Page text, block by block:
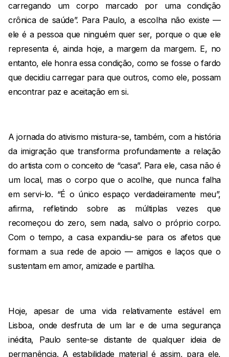
carregando um corpo marcado por uma condição
crônica de saúde”. Para Paulo, a escolha não existe —
ele é a pessoa que ninguém quer ser, porque o que ele
representa é, ainda hoje, a margem da margem. E, no
entanto, ele honra essa condição, como se fosse o fardo
que decidiu carregar para que outros, como ele, possam
encontrar paz e aceitação em si.
A jornada do ativismo mistura-se, também, com a história
da imigração que transforma profundamente a relação
do artista com o conceito de “casa”. Para ele, casa não é
um local, mas o corpo que o acolhe, que nunca falha
em servi-lo. “É o único espaço verdadeiramente meu”,
afirma, refletindo sobre as múltiplas vezes que
recomeçou do zero, sem nada, salvo o próprio corpo.
Com o tempo, a casa expandiu-se para os afetos que
formam a sua rede de apoio — amigos e laços que o
sustentam em amor, amizade e partilha.
Hoje, apesar de uma vida relativamente estável em
Lisboa, onde desfruta de um lar e de uma segurança
inédita, Paulo sente-se distante de qualquer ideia de
permanência. A estabilidade material é assim, para ele,